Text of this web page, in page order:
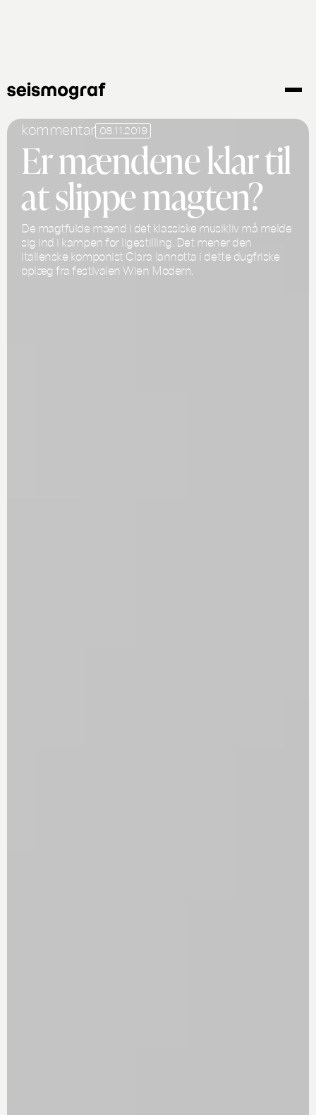
kommentar 08.11.2019
Er mændene klar til
at slippe magten?
De magtfulde mænd i det klassiske musikliv må melde
sig ind i kampen for ligestilling. Det mener den
italienske komponist Clara Iannotta i dette dugfriske
oplæg fra festivalen Wien Modern.